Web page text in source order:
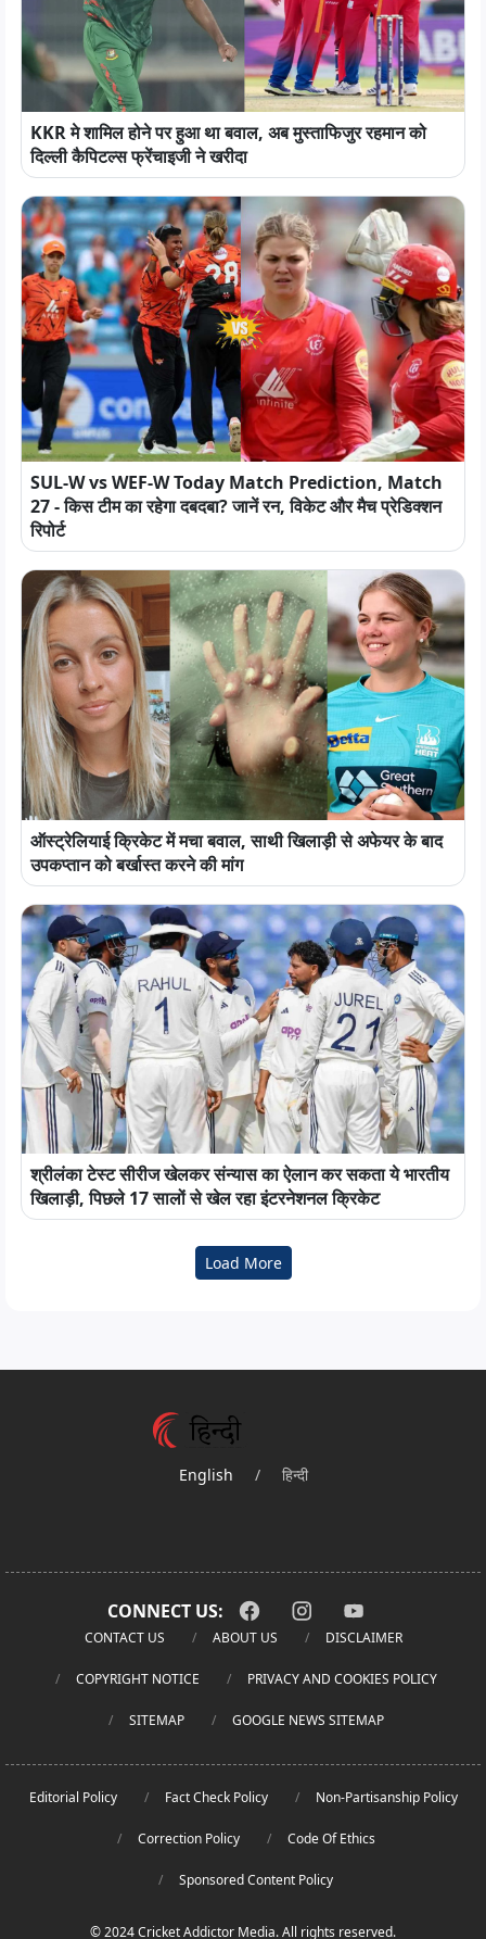
KKR मे शामिल होने पर हुआ था बवाल, अब मुस्ताफिजुर रहमान को
दिल्ली कैपिटल्स फ्रेंचाइजी ने खरीदा
SUL-W vs WEF-W Today Match Prediction, Match
27 - किस टीम का रहेगा दबदबा? जानें रन, विकेट और मैच प्रेडिक्शन
रिपोर्ट
ऑस्ट्रेलियाई क्रिकेट में मचा बवाल, साथी खिलाड़ी से अफेयर के बाद
उपकप्तान को बर्खास्त करने की मांग
श्रीलंका टेस्ट सीरीज खेलकर संन्यास का ऐलान कर सकता ये भारतीय
खिलाड़ी, पिछले 17 सालों से खेल रहा इंटरनेशनल क्रिकेट
Load More
English / हिन्दी
CONNECT US:
CONTACT US ABOUT US DISCLAIMER
COPYRIGHT NOTICE PRIVACY AND COOKIES POLICY
SITEMAP GOOGLE NEWS SITEMAP
Editorial Policy Fact Check Policy Non-Partisanship Policy
Correction Policy Code Of Ethics
Sponsored Content Policy
© 2024 Cricket Addictor Media. All rights reserved.